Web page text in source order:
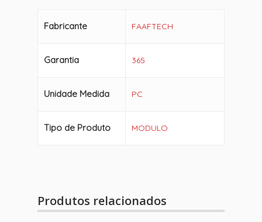
Fabricante FAAFTECH
Garantia 365
Unidade Medida PC
Tipo de Produto MODULO
Produtos relacionados